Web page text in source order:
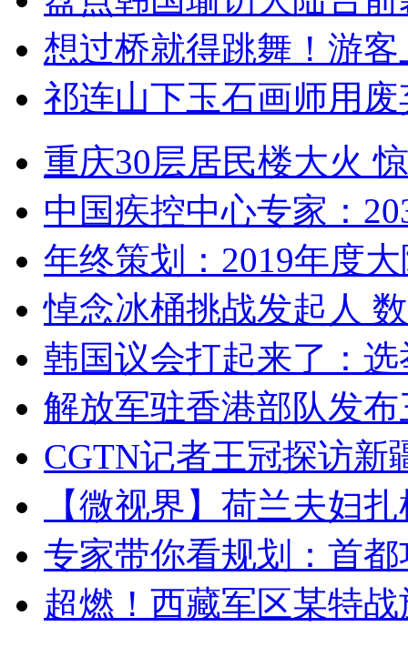
想过桥就得跳舞！游客
祁连山下玉石画师用
重庆30层居民楼大火
中国疾控中心专家：
年终策划：2019年度
悼念冰桶挑战发起人
韩国议会打起来了：
解放军驻香港部队发
CGTN记者王冠探访新
【微视界】荷兰夫妇
专家带你看规划：首
超燃！西藏军区某特